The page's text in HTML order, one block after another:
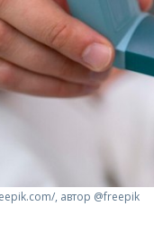
, автор @freepik